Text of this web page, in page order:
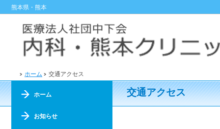
熊本県・熊本
ホーム 交通アクセス
交通アクセス
ホーム
お知らせ